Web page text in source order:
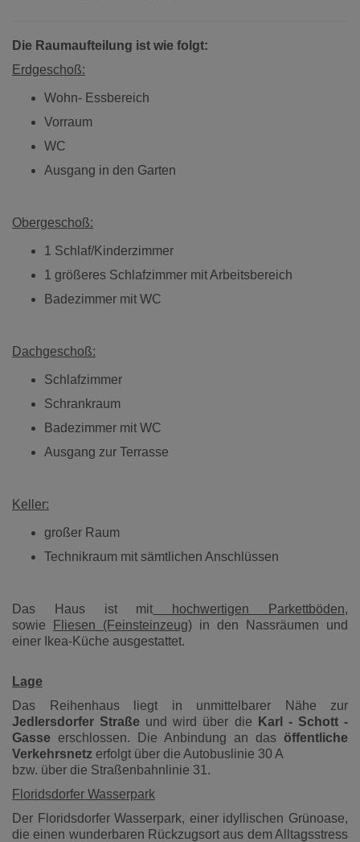
Die Raumaufteilung ist wie folgt:
Erdgeschoß:
Wohn- Essbereich
Vorraum
WC
Ausgang in den Garten
Obergeschoß:
1 Schlaf/Kinderzimmer
1 größeres Schlafzimmer mit Arbeitsbereich
Badezimmer mit WC
Dachgeschoß:
Schlafzimmer
Schrankraum
Badezimmer mit WC
Ausgang zur Terrasse
Keller:
großer Raum
Technikraum mit sämtlichen Anschlüssen
Das Haus ist mit hochwertigen Parkettböden,
sowie
Fliesen (Feinsteinzeug) in den Nassräumen und
einer Ikea-Küche ausgestattet.
Lage
Das Reihenhaus liegt in unmittelbarer Nähe zur
Jedlersdorfer Straße und wird über die
Karl - Schott -
Gasse erschlossen. Die Anbindung an das öffentliche
Verkehrsnetz erfolgt über die Autobuslinie 30 A
bzw. über die Straßenbahnlinie 31.
Floridsdorfer Wasserpark
Der Floridsdorfer Wasserpark, einer idyllischen Grünoase,
die einen wunderbaren Rückzugsort aus dem Alltagsstress